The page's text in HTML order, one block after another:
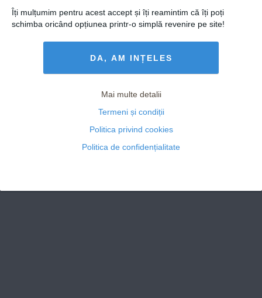
Îți mulțumim pentru acest accept și îți reamintim că îți poți
schimba oricând opțiunea printr-o simplă revenire pe site!
DA, AM INȚELES
Mai multe detalii
Termeni și condiții
Politica privind cookies
Politica de confidențialitate
Politica de confidențialitate și
© 2026 Ringier Romania. Toate